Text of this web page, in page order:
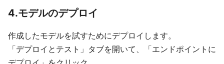
4.モデルのデプロイ
作成したモデルを試すためにデプロイします。
「デプロイとテスト」タブを開いて、「エンドポイントに